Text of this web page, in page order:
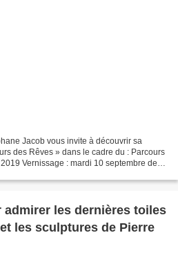
Jacob vous invite à découvrir sa
des Rêves » dans le cadre du : Parcours
Vernissage : mardi 10 septembre de
les dernières toiles
les sculptures de Pierre